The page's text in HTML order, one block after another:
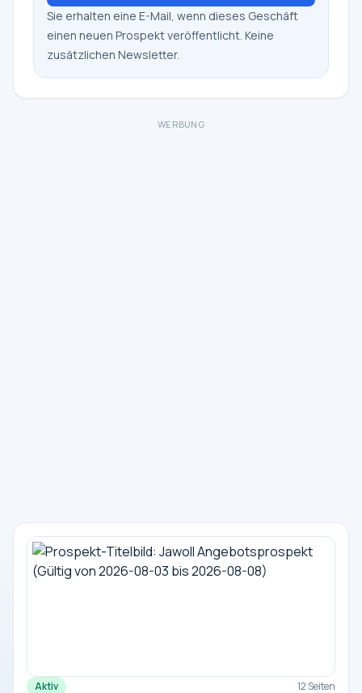
Sie erhalten eine E-Mail, wenn dieses Geschäft
einen neuen Prospekt veröffentlicht. Keine
zusätzlichen Newsletter.
WERBUNG
Aktiv 12 Seiten